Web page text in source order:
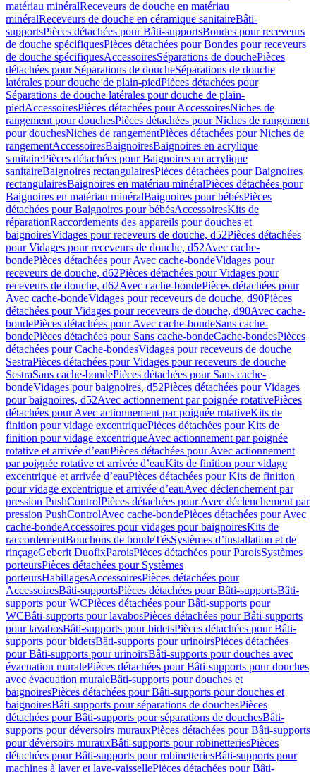
matériau minéralReceveurs de douche en matériau
minéralReceveurs de douche en céramique sanitaireBâti-
supportsPièces détachées pour Bâti-supportsBondes pour receveurs
de douche spécifiquesPièces détachées pour Bondes pour receveurs
de douche spécifiquesAccessoiresSéparations de douchePièces
détachées pour Séparations de doucheSéparations de douche
latérales pour douche de plain-piedPièces détachées pour
Séparations de douche latérales pour douche de plain-
piedAccessoiresPièces détachées pour AccessoiresNiches de
rangement pour douchesPièces détachées pour Niches de rangement
pour douchesNiches de rangementPièces détachées pour Niches de
rangementAccessoiresBaignoiresBaignoires en acrylique
sanitairePièces détachées pour Baignoires en acrylique
sanitaireBaignoires rectangulairesPièces détachées pour Baignoires
rectangulairesBaignoires en matériau minéralPièces détachées pour
Baignoires en matériau minéralBaignoires pour bébésPièces
détachées pour Baignoires pour bébésAccessoiresKits de
réparationRaccordements des appareils pour douches et
baignoiresVidages pour receveurs de douche, d52Pièces détachées
pour Vidages pour receveurs de douche, d52Avec cache-
bondePièces détachées pour Avec cache-bondeVidages pour
receveurs de douche, d62Pièces détachées pour Vidages pour
receveurs de douche, d62Avec cache-bondePièces détachées pour
Avec cache-bondeVidages pour receveurs de douche, d90Pièces
détachées pour Vidages pour receveurs de douche, d90Avec cache-
bondePièces détachées pour Avec cache-bondeSans cache-
bondePièces détachées pour Sans cache-bondeCache-bondesPièces
détachées pour Cache-bondesVidages pour receveurs de douche
SestraPièces détachées pour Vidages pour receveurs de douche
SestraSans cache-bondePièces détachées pour Sans cache-
bondeVidages pour baignoires, d52Pièces détachées pour Vidages
pour baignoires, d52Avec actionnement par poignée rotativePièces
détachées pour Avec actionnement par poignée rotativeKits de
finition pour vidage excentriquePièces détachées pour Kits de
finition pour vidage excentriqueAvec actionnement par poignée
rotative et arrivée d’eauPièces détachées pour Avec actionnement
par poignée rotative et arrivée d’eauKits de finition pour vidage
excentrique et arrivée d’eauPièces détachées pour Kits de finition
pour vidage excentrique et arrivée d’eauAvec déclenchement par
pression PushControlPièces détachées pour Avec déclenchement par
pression PushControlAvec cache-bondePièces détachées pour Avec
cache-bondeAccessoires pour vidages pour baignoiresKits de
raccordementBouchons de bondeTésSystèmes d’installation et de
rinçageGeberit DuofixParoisPièces détachées pour ParoisSystèmes
porteursPièces détachées pour Systèmes
porteursHabillagesAccessoiresPièces détachées pour
AccessoiresBâti-supportsPièces détachées pour Bâti-supportsBâti-
supports pour WCPièces détachées pour Bâti-supports pour
WCBâti-supports pour lavabosPièces détachées pour Bâti-supports
pour lavabosBâti-supports pour bidetsPièces détachées pour Bâti-
supports pour bidetsBâti-supports pour urinoirsPièces détachées
pour Bâti-supports pour urinoirsBâti-supports pour douches avec
évacuation muralePièces détachées pour Bâti-supports pour douches
avec évacuation muraleBâti-supports pour douches et
baignoiresPièces détachées pour Bâti-supports pour douches et
baignoiresBâti-supports pour séparations de douchesPièces
détachées pour Bâti-supports pour séparations de douchesBâti-
supports pour déversoirs murauxPièces détachées pour Bâti-supports
pour déversoirs murauxBâti-supports pour robinetteriesPièces
détachées pour Bâti-supports pour robinetteriesBâti-supports pour
machines à laver et lave-vaissellePièces détachées pour Bâti-